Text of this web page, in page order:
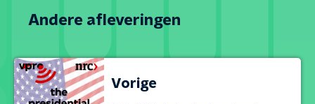
Andere afleveringen
Vorige